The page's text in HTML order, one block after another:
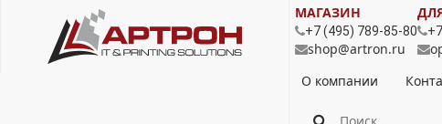
МАГАЗИН
+7 (495) 789-85-80
shop@artron.ru
О компании